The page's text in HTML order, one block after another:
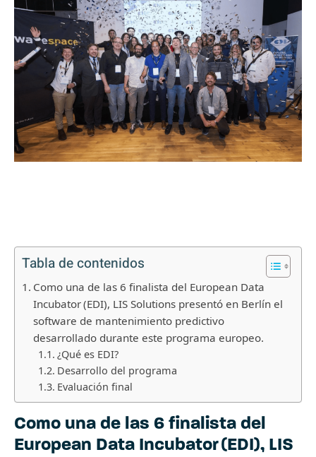
Tabla de contenidos
Como una de las 6 finalista del European Data
Incubator (EDI), LIS Solutions presentó en Berlín el
software de mantenimiento predictivo
desarrollado durante este programa europeo.
¿Qué es EDI?
Desarrollo del programa
Evaluación final
Como una de las 6 finalista del
European Data Incubator(EDI), LIS